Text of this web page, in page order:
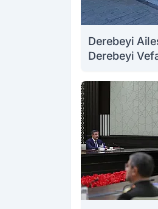
Derebeyi
Derebeyi